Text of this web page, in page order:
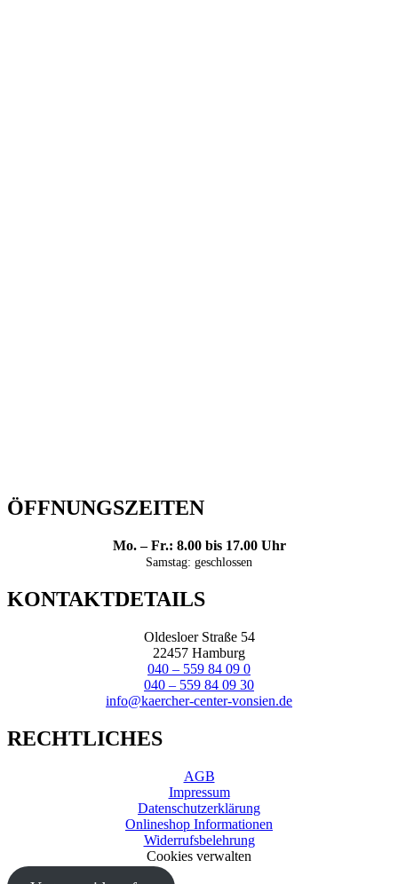
ÖFFNUNGSZEITEN
Mo. – Fr.: 8.00 bis 17.00 Uhr
Samstag: geschlossen
KONTAKTDETAILS
Oldesloer Straße 54
22457 Hamburg
040 – 559 84 09 0
040 – 559 84 09 30
info@kaercher-center-vonsien.de
RECHTLICHES
AGB
Impressum
Datenschutzerklärung
Onlineshop Informationen
Widerrufsbelehrung
Cookies verwalten